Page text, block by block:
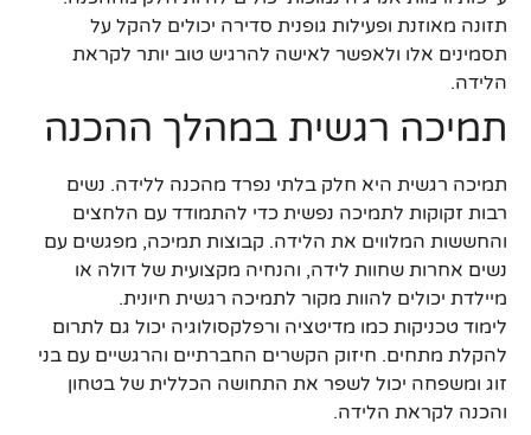
תזונה מאוזנת ופעילות גופנית סדירה יכולים להקל על
תסמינים אלו ולאפשר לאישה להרגיש טוב יותר לקראת
הלידה.
תמיכה רגשית במהלך ההכנה
תמיכה רגשית היא חלק בלתי נפרד מהכנה ללידה. נשים
רבות זקוקות לתמיכה נפשית כדי להתמודד עם הלחצים
והחששות המלווים את הלידה. קבוצות תמיכה, מפגשים עם
נשים אחרות שחוות לידה, והנחיה מקצועית של דולה או
מיילדת יכולים להוות מקור לתמיכה רגשית חיונית.
לימוד טכניקות כמו מדיטציה ורפלקסולוגיה יכול גם לתרום
להקלת מתחים. חיזוק הקשרים החברתיים והרגשיים עם בני
זוג ומשפחה יכול לשפר את התחושה הכללית של בטחון
והכנה לקראת הלידה.